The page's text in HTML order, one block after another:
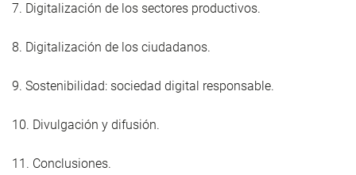
7. Digitalización de los sectores productivos.
8. Digitalización de los ciudadanos.
9. Sostenibilidad: sociedad digital responsable.
10. Divulgación y difusión.
11. Conclusiones.